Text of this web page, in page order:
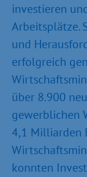
investieren
Arbeitsplätze.
und
erfolgreich
über 8.900
gewerblichen
4,1 Milliarden
konnten